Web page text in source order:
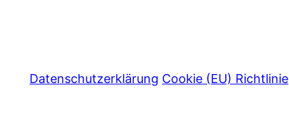
Datenschutzerklärung Cookie (EU) Richtlinie